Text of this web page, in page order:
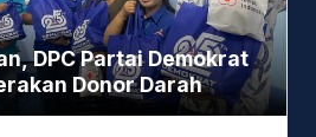
DPC Partai Demokrat
Donor Darah